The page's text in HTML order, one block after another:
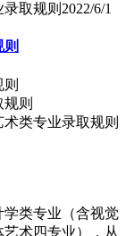
取规则 2022/6/1
类专业录取规则
学类专业（含视觉
术四专业），从